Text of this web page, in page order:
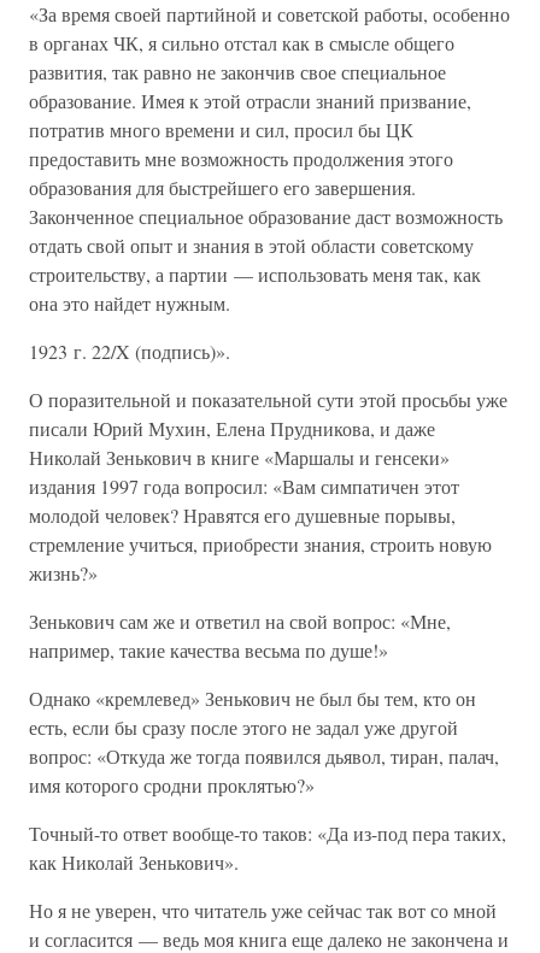
«За время своей партийной и советской работы, особенно
в органах ЧК, я сильно отстал как в смысле общего
развития, так равно не закончив свое специальное
образование. Имея к этой отрасли знаний призвание,
потратив много времени и сил, просил бы ЦК
предоставить мне возможность продолжения этого
образования для быстрейшего его завершения.
Законченное специальное образование даст возможность
отдать свой опыт и знания в этой области советскому
строительству, а партии — использовать меня так, как
она это найдет нужным.
1923 г. 22/X (подпись)».
О поразительной и показательной сути этой просьбы уже
писали Юрий Мухин, Елена Прудникова, и даже
Николай Зенькович в книге «Маршалы и генсеки»
издания 1997 года вопросил: «Вам симпатичен этот
молодой человек? Нравятся его душевные порывы,
стремление учиться, приобрести знания, строить новую
жизнь?»
Зенькович сам же и ответил на свой вопрос: «Мне,
например, такие качества весьма по душе!»
Однако «кремлевед» Зенькович не был бы тем, кто он
есть, если бы сразу после этого не задал уже другой
вопрос: «Откуда же тогда появился дьявол, тиран, палач,
имя которого сродни проклятью?»
Точный-то ответ вообще-то таков: «Да из-под пера таких,
как Николай Зенькович».
Но я не уверен, что читатель уже сейчас так вот со мной
и согласится — ведь моя книга еще далеко не закончена и